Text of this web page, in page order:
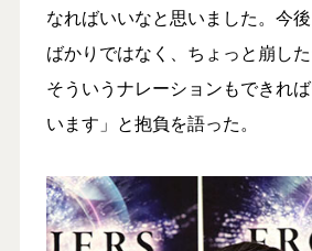
なればいいなと思いました。今
ばかりではなく、ちょっと崩し
そういうナレーションもできれ
います」と抱負を語った。